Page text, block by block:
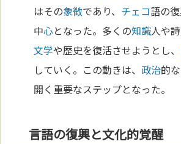
はその象徴であり、 チェコ語の
中心となった。多くの知識人や詩
文学や歴史を復活させようとし、
していく。この動きは、 政治的
開く重要なステップとなった。
言語の復興と文化的覚醒